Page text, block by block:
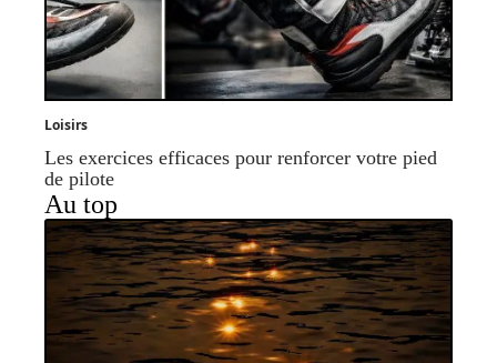
Loisirs
Les exercices efficaces pour renforcer votre pied
de pilote
Au top